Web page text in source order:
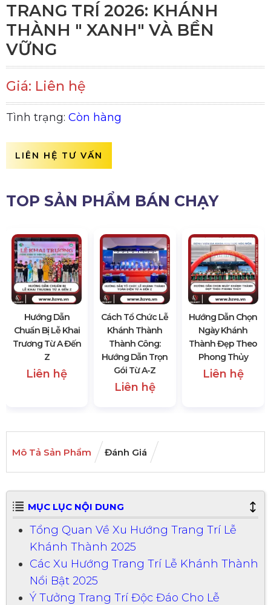
TRANG TRÍ 2026: KHÁNH
THÀNH " XANH" VÀ BỀN
VỮNG
Giá: Liên hệ
Tình trạng: Còn hàng
LIÊN HỆ TƯ VẤN
TOP SẢN PHẨM BÁN CHẠY
Hướng Dẫn
Chuẩn Bị Lễ Khai
Trương Từ A Đến
Z
Liên hệ
Cách Tổ Chức Lễ
Khánh Thành
Thành Công:
Hướng Dẫn Trọn
Gói Từ A-Z
Liên hệ
Hướng Dẫn Chọn
Ngày Khánh
Thành Đẹp Theo
Phong Thủy
Liên hệ
Mô Tả Sản Phẩm Đánh Giá
MỤC LỤC NỘI DUNG
Tổng Quan Về Xu Hướng Trang Trí Lễ
Khánh Thành 2025
Các Xu Hướng Trang Trí Lễ Khánh Thành
Nổi Bật 2025
Ý Tưởng Trang Trí Độc Đáo Cho Lễ